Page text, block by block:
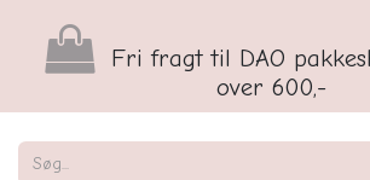
Fri fragt til DAO
over 600,-